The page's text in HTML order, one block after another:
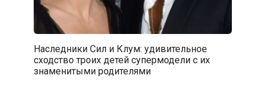
Наследники Сил и Клум: удивительное
сходство троих детей супермодели с их
знаменитыми родителями